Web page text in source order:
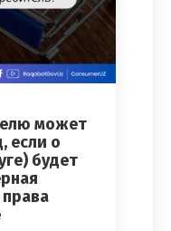
может
если о
будет